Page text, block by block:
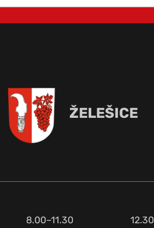
ŽELEŠICE
8.00–11.30